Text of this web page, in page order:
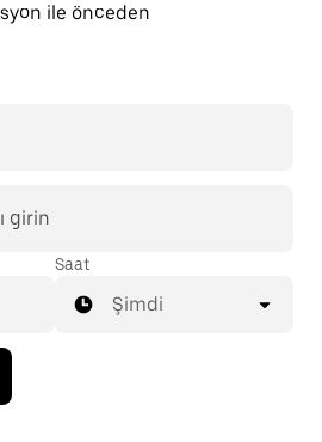
ile önceden
girin
Saat
Şimdi